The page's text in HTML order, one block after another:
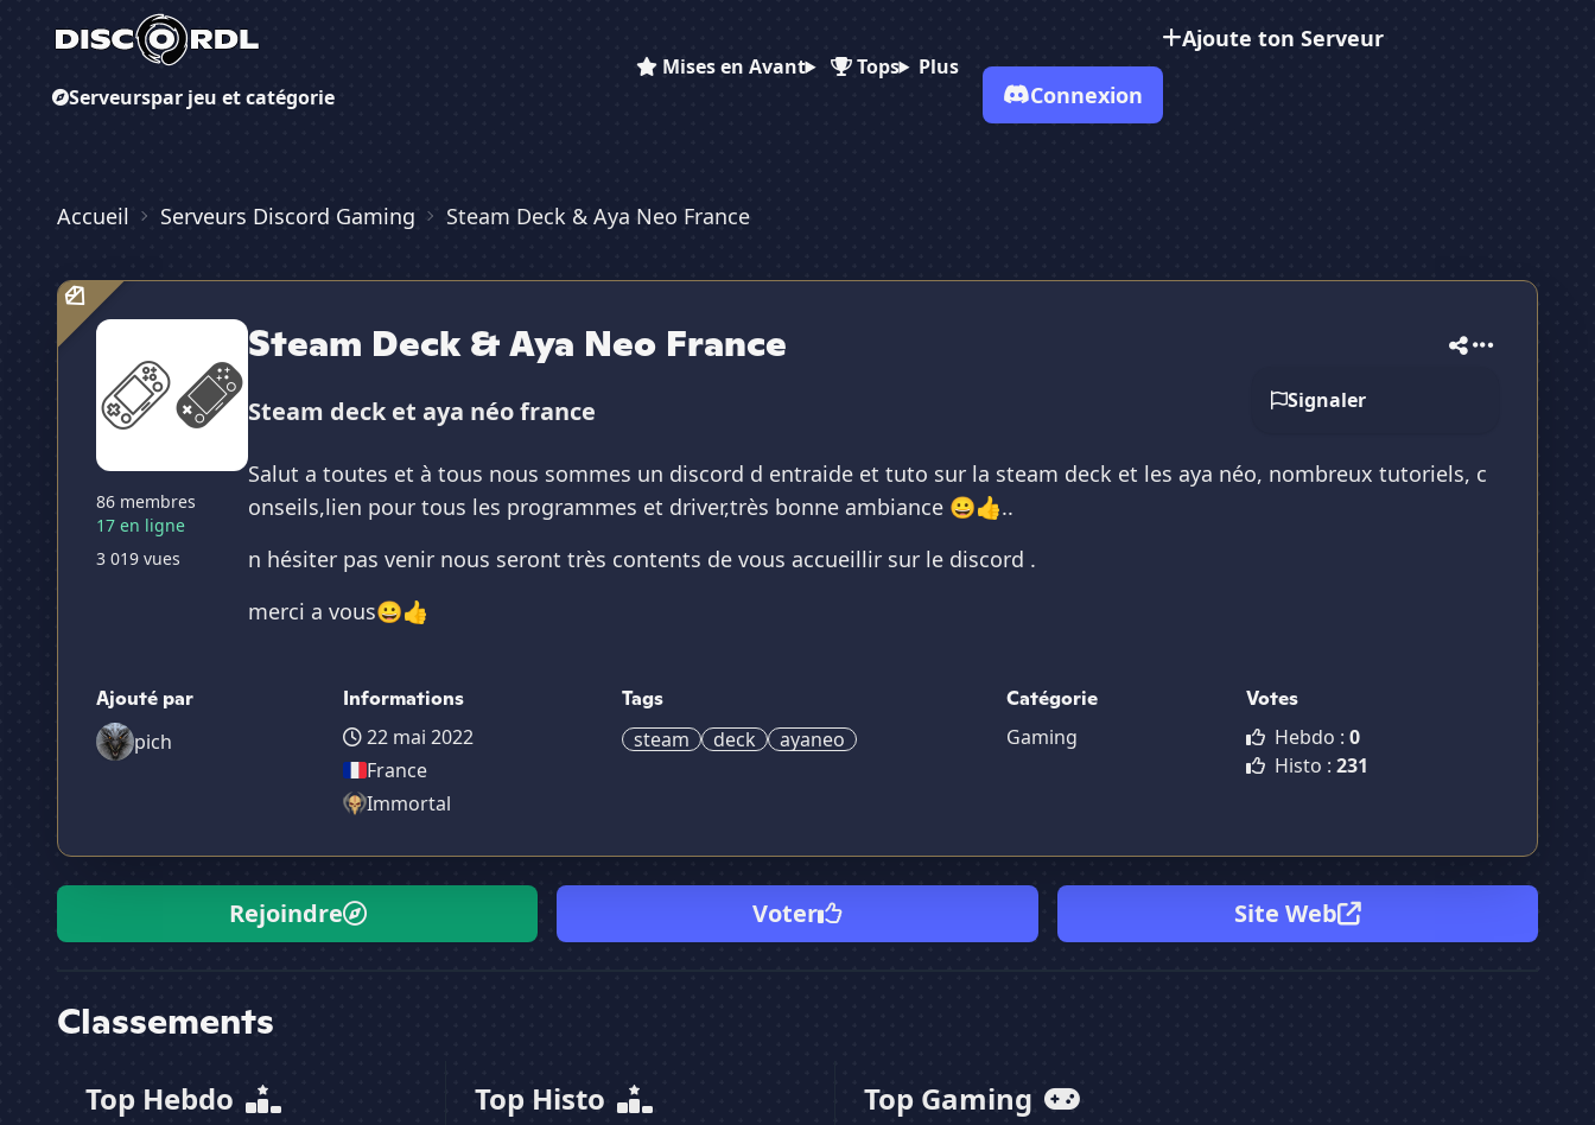
Serveurspar jeu et catégorie
Mises en Avant Tops Plus
Ajoute ton Serveur
Connexion
Accueil Serveurs Discord Gaming Steam Deck & Aya Neo France
86 membres
17 en ligne
3 019 vues
Steam Deck & Aya Neo France
Signaler
Steam deck et aya néo france
Salut a toutes et à tous nous sommes un discord d entraide et tuto sur la steam deck et les aya néo, nombreux tutoriels, c
onseils,lien pour tous les programmes et driver,très bonne ambiance 😀👍..
n hésiter pas venir nous seront très contents de vous accueillir sur le discord .
merci a vous😀👍
Ajouté par
pich
Informations
22 mai 2022
France
Immortal
Tags
steam deck ayaneo
Catégorie
Gaming
Votes
Hebdo :0
Histo :231
Rejoindre Voter
Vote pourSteam Deck & Aya ...
Site Web
Classements
Top Hebdo Top Histo Top Gaming
Steam Deck & Ay...
Steam Deck & Aya ...